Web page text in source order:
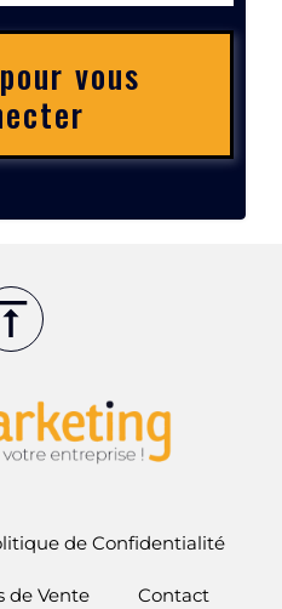
vous
de Confidentialité
de Vente Contact